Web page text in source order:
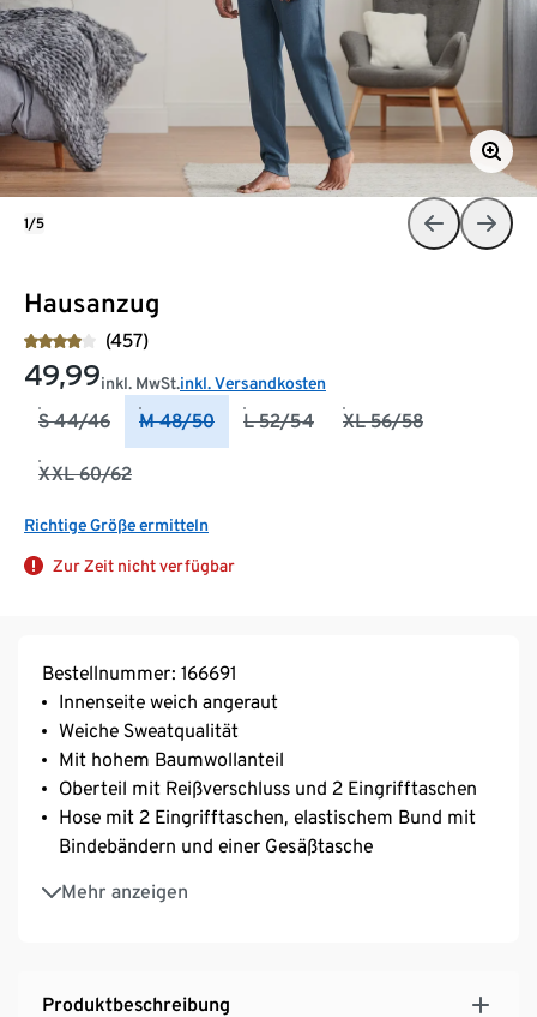
Hausanzug
(457)
49,99inkl. MwSt.inkl. Versandkosten
S 44/46 M 48/50 L 52/54 XL 56/58
XXL 60/62
Richtige Größe ermitteln
Zur Zeit nicht verfügbar
1/5
Bestellnummer: 166691
Innenseite weich angeraut
Weiche Sweatqualität
Mit hohem Baumwollanteil
Oberteil mit Reißverschluss und 2 Eingrifftaschen
Hose mit 2 Eingrifftaschen, elastischem Bund mit
Bindebändern und einer Gesäßtasche
Mehr anzeigen
Ärmelabschluss, Kragen und Saum mit
Rippstrickbündchen
Produktbeschreibung